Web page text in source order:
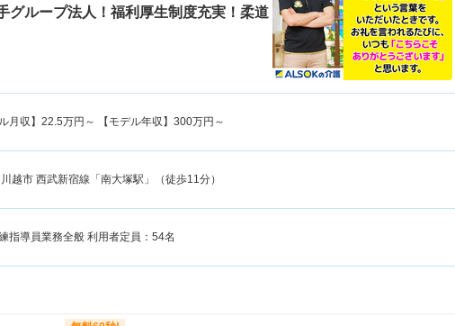
グループ法人！福利厚生制度充実！柔道
月収】 22.5万円～ 【モデル年収】 300万円～
越市 西武新宿線「南大塚駅」（徒歩11分）
指導員業務全般 利用者定員：54名